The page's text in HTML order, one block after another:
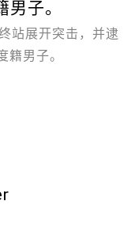
站展开突击，并逮
男子。